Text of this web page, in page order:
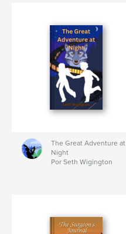
The Great Adventure at
Night
Por Seth Wigington